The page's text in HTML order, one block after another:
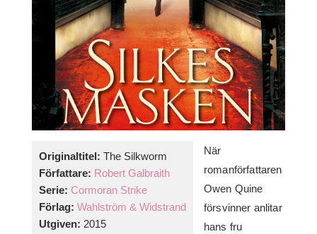
Originaltitel: The Silkworm
Författare: Robert Galbraith
Serie: Cormoran Strike
Förlag: Wahlström & Widstrand
Utgiven: 2015
När
romanförfattaren
Owen Quine
försvinner anlitar
hans fru